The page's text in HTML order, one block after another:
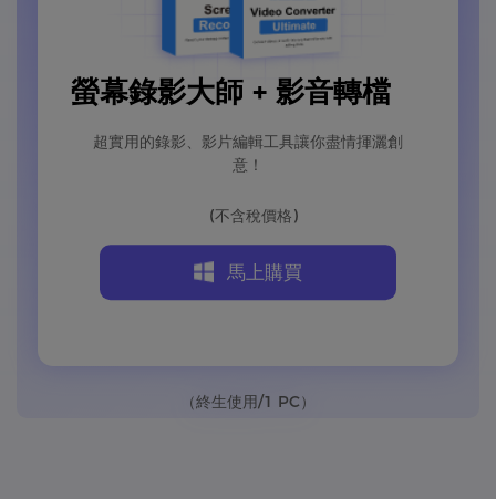
螢幕錄影大師 + 影音轉檔
超實用的錄影、影片編輯工具讓你盡情揮灑創
意！
（終生使用/1 PC）
(不含稅價格)
馬上購買